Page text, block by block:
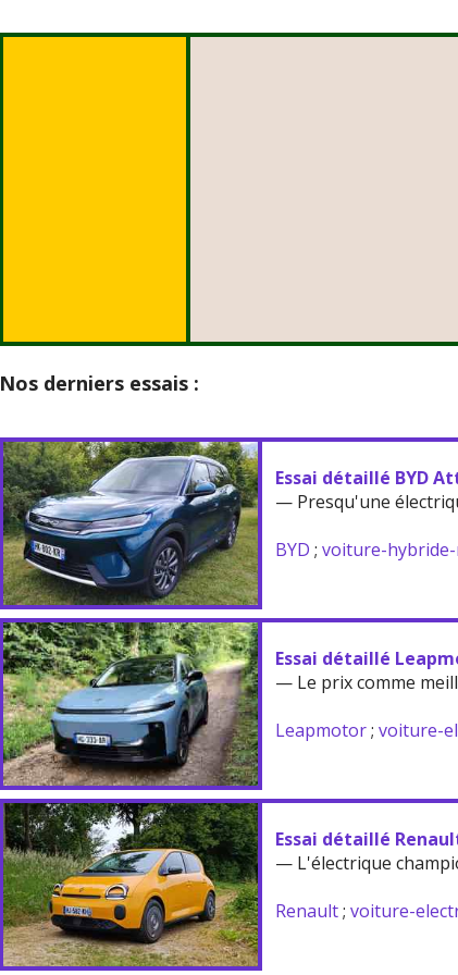
Nos derniers essais :
Essai détaillé BYD
— Presqu'une
BYD ;voiture-
Essai détaillé
— Le prix comme
Leapmotor;voiture-
Essai détaillé
— L'électrique
Renault;voiture-